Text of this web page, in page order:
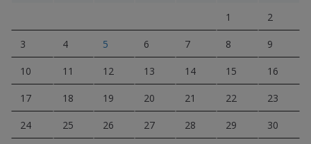
1 2
3 4 5 6 7 8 9
10 11 12 13 14 15 16
17 18 19 20 21 22 23
24 25 26 27 28 29 30